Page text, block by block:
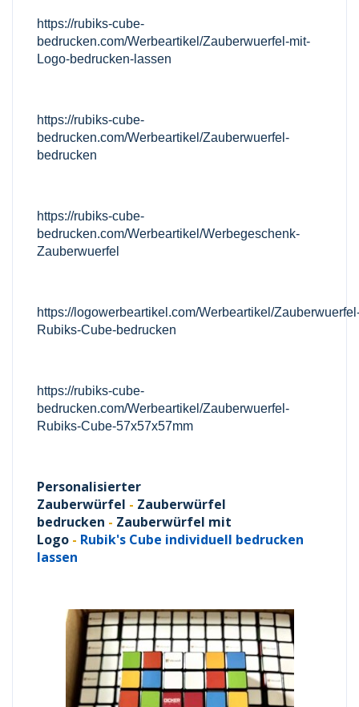
https://rubiks-cube-
bedrucken.com/Werbeartikel/Zauberwuerfel-mit-
Logo-bedrucken-lassen
https://rubiks-cube-
bedrucken.com/Werbeartikel/Zauberwuerfel-
bedrucken
https://rubiks-cube-
bedrucken.com/Werbeartikel/Werbegeschenk-
Zauberwuerfel
https://logowerbeartikel.com/Werbeartikel/
Rubiks-Cube-bedrucken
https://rubiks-cube-
bedrucken.com/Werbeartikel/Zauberwuerfel-
Rubiks-Cube-57x57x57mm
Personalisierter
Zauberwürfel - Zauberwürfel
bedrucken - Zauberwürfel mit
Logo - Rubik's Cube individuell bedrucken
lassen